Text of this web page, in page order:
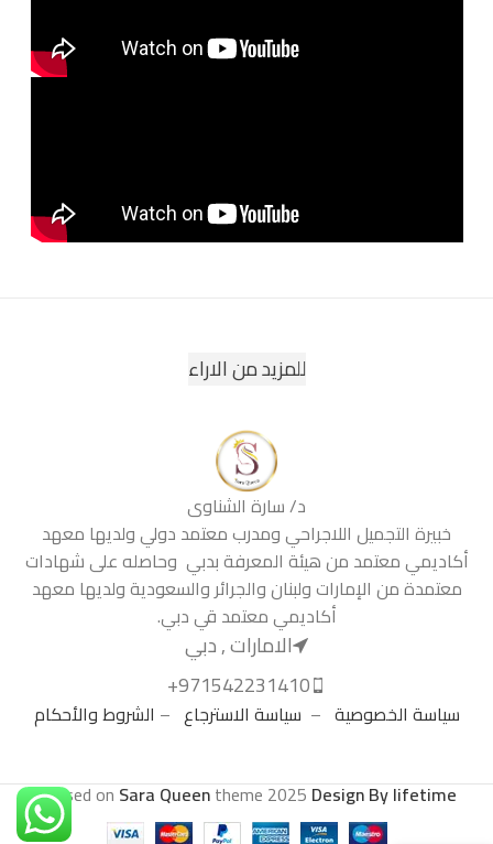
للمزيد من الاراء
د/ سارة الشناوى
خبيرة التجميل اللاجراحي ومدرب معتمد دولي ولديها معهد
أكاديمي معتمد من هيئة المعرفة بدبي وحاصله على شهادات
معتمدة من الإمارات ولبنان والجرائر والسعودية ولديها معهد
أكاديمي معتمد قي دبي.
الامارات , دبي
971542231410+
سياسة الخصوصية – سياسة الاسترجاع – الشروط والأحكام
Based onSara Queentheme2025Design By lifetime
.